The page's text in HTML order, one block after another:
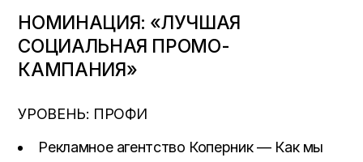
НОМИНАЦИЯ: «ЛУЧШАЯ
СОЦИАЛЬНАЯ ПРОМО-
КАМПАНИЯ»
УРОВЕНЬ: ПРОФИ
Рекламное агентство Коперник — Как мы